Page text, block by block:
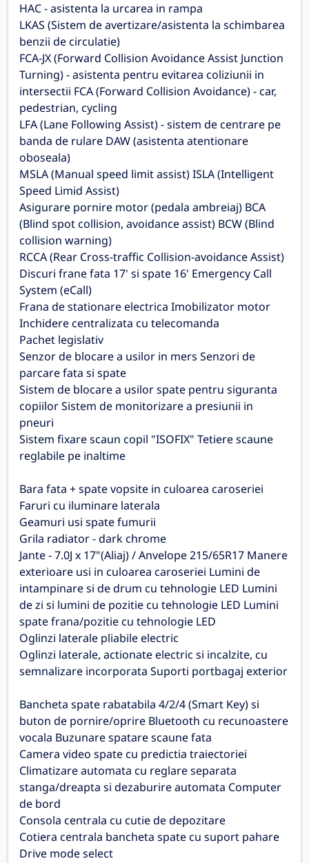
HAC - asistenta la urcarea in rampa
LKAS (Sistem de avertizare/asistenta la schimbarea
benzii de circulatie)
FCA-JX (Forward Collision Avoidance Assist Junction
Turning) - asistenta pentru evitarea coliziunii in
intersectii FCA (Forward Collision Avoidance) - car,
pedestrian, cycling
LFA (Lane Following Assist) - sistem de centrare pe
banda de rulare DAW (asistenta atentionare
oboseala)
MSLA (Manual speed limit assist) ISLA (Intelligent
Speed Limid Assist)
Asigurare pornire motor (pedala ambreiaj) BCA
(Blind spot collision, avoidance assist) BCW (Blind
collision warning)
RCCA (Rear Cross-traffic Collision-avoidance Assist)
Discuri frane fata 17' si spate 16' Emergency Call
System (eCall)
Frana de stationare electrica Imobilizator motor
Inchidere centralizata cu telecomanda
Pachet legislativ
Senzor de blocare a usilor in mers Senzori de
parcare fata si spate
Sistem de blocare a usilor spate pentru siguranta
copiilor Sistem de monitorizare a presiunii in
pneuri
Sistem fixare scaun copil "ISOFIX" Tetiere scaune
reglabile pe inaltime
Bara fata + spate vopsite in culoarea caroseriei
Faruri cu iluminare laterala
Geamuri usi spate fumurii
Grila radiator - dark chrome
Jante - 7.0J x 17"(Aliaj) / Anvelope 215/65R17 Manere
exterioare usi in culoarea caroseriei Lumini de
intampinare si de drum cu tehnologie LED Lumini
de zi si lumini de pozitie cu tehnologie LED Lumini
spate frana/pozitie cu tehnologie LED
Oglinzi laterale pliabile electric
Oglinzi laterale, actionate electric si incalzite, cu
semnalizare incorporata Suporti portbagaj exterior
Bancheta spate rabatabila 4/2/4 (Smart Key) si
buton de pornire/oprire Bluetooth cu recunoastere
vocala Buzunare spatare scaune fata
Camera video spate cu predictia traiectoriei
Climatizare automata cu reglare separata
stanga/dreapta si dezaburire automata Computer
de bord
Consola centrala cu cutie de depozitare
Cotiera centrala bancheta spate cu suport pahare
Drive mode select